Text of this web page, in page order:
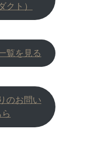
クト）
覧を見る
のお問い